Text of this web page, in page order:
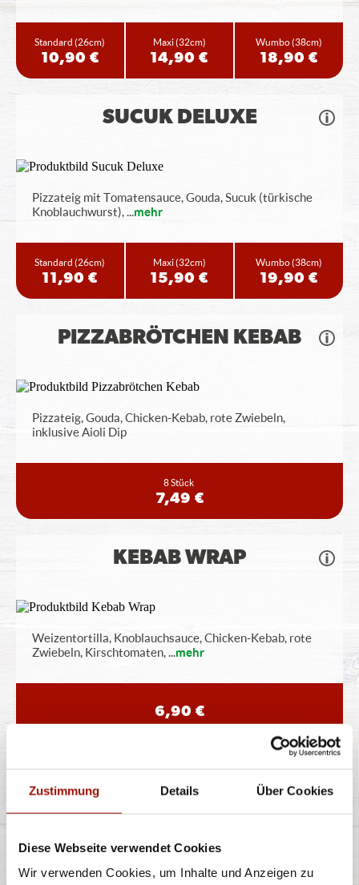
Zustimmung Details Über Cookies
Diese Webseite verwendet Cookies
Wir verwenden Cookies, um Inhalte und Anzeigen zu
Standard(26cm)
10,90 €
Maxi(32cm)
14,90 €
Wumbo(38cm)
18,90 €
SUCUK DELUXE
Pizzateig mit Tomatensauce, Gouda, Sucuk (türkische
Knoblauchwurst),...mehr
Standard(26cm)
11,90 €
Maxi(32cm)
15,90 €
Wumbo(38cm)
19,90 €
PIZZABRÖTCHEN KEBAB
Pizzateig, Gouda, Chicken-Kebab, rote Zwiebeln,
inklusive Aioli Dip
8 Stück
7,49 €
KEBAB WRAP
Weizentortilla, Knoblauchsauce, Chicken-Kebab, rote
Zwiebeln, Kirschtomaten,...mehr
6,90 €
DOPPELPACK